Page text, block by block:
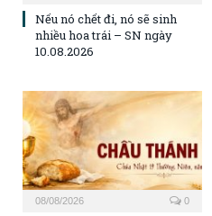
Nếu nó chết đi, nó sẽ sinh
nhiều hoa trái – SN ngày
10.08.2026
08/08/2026 0